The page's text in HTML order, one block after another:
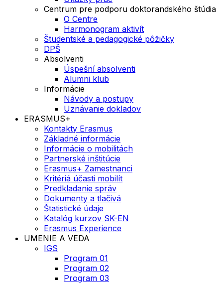
Centrum pre podporu doktorandského štúdia
O Centre
Harmonogram aktivít
Študentské a pedagogické pôžičky
DPŠ
Absolventi
Úspešní absolventi
Alumni klub
Informácie
Návody a postupy
Uznávanie dokladov
ERASMUS+
Kontakty Erasmus
Základné informácie
Informácie o mobilitách
Partnerské inštitúcie
Erasmus+ Zamestnanci
Kritériá účasti mobilít
Predkladanie správ
Dokumenty a tlačivá
Štatistické údaje
Katalóg kurzov SK-EN
Erasmus Experience
UMENIE A VEDA
IGS
Program 01
Program 02
Program 03